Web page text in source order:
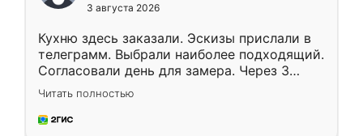
3 августа 2026
Кухню здесь заказали. Эскизы прислали в
телеграмм. Выбрали наиболее подходящий.
Согласовали день для замера. Через 3
недели кухня была уже готова. Остались
довольны работой. Спасибо Ренессанс
мебель за качественную работу!
Читать полностью